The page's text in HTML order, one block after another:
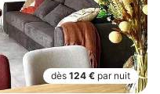
dès 124 € par nuit